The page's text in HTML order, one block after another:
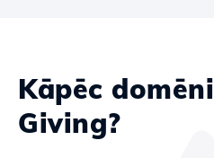
Kāpēc domēni
Giving?